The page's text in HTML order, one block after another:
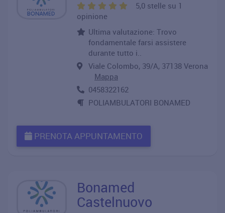
5,0 stelle su 1
opinione
Ultima valutazione: Trovo
fondamentale farsi assistere
durante tutto i..
Viale Colombo, 39/A, 37138 Verona
Mappa
0458322162
POLIAMBULATORI BONAMED
PRENOTA APPUNTAMENTO
Bonamed
Castelnuovo